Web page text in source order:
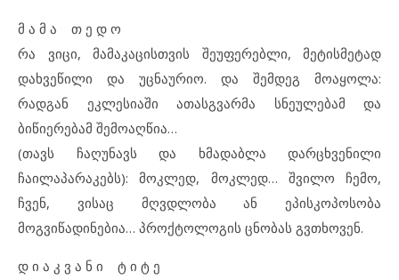
მ ა მ ა თ ე დ ო
რა ვიცი, მამაკაცისთვის შეუფერებლი, მეტისმეტად
დახვეწილი და უცნაურიო. და შემდეგ მოაყოლა:
რადგან ეკლესიაში ათასგვარმა სნეულებამ და
ბიწიერებამ შემოაღწია…
(თავს ჩაღუნავს და ხმადაბლა დარცხვენილი
ჩაილაპარაკებს): მოკლედ, მოკლედ… შვილო ჩემო,
ჩვენ, ვისაც მღვდლობა ან ეპისკოპოსობა
მოგვიწადინებია… პროქტოლოგის ცნობას გვთხოვენ.
დ ი ა კ ვ ა ნ ი ტ ი ტ ე